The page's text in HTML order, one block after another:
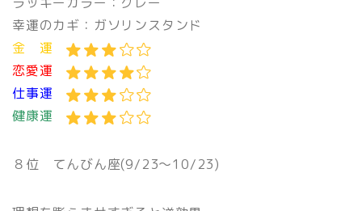
幸運のカギ：ガソリンスタンド
金 運
恋愛運
仕事運
健康運
８位 てんびん座(9/23〜10/23)